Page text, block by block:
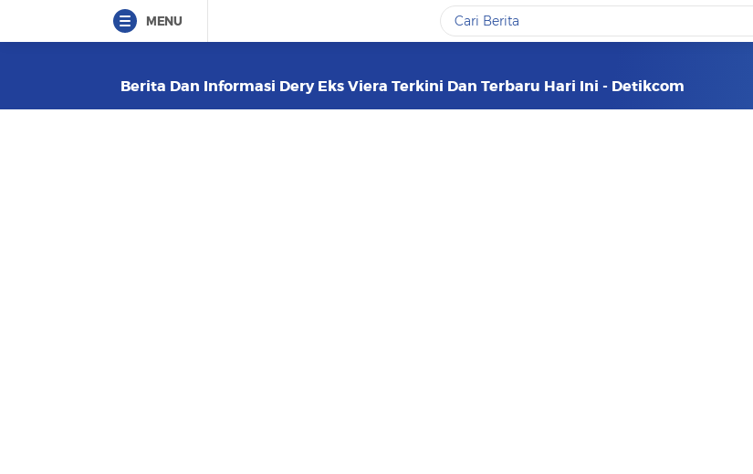
MENU
Berita Dan Informasi Dery Eks Viera Terkini Dan Terbaru Hari Ini - Detikcom